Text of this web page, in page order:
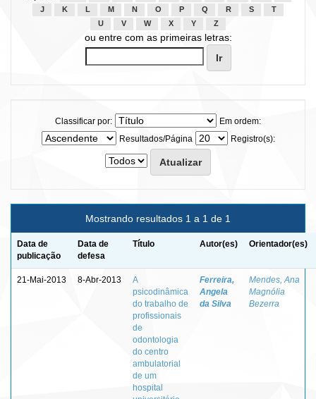
J
K L M N O P Q R S
T
U
V W X Y Z
ou entre com as primeiras letras:
Classificar por:
Em ordem:
Resultados/Página
Registro(s):
Mostrando resultados 1 a 1 de 1
Data de
publicação
Data de
defesa
Título Autor(es) Orientador(es)
21-Mai-2013 8-Abr-2013
A
psicodinâmica
do trabalho de
profissionais
de
odontologia
do centro
ambulatorial
de um
hospital
Ferreira,
Angela
da Silva
Mendes, Ana
Magnólia
Bezerra